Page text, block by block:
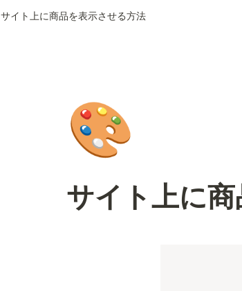
サイト上に商品を表示させる方法
🎨
サイト上に